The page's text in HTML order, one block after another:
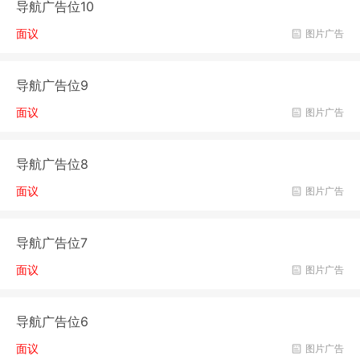
导航广告位10
面议 图片广告
导航广告位9
面议 图片广告
导航广告位8
面议 图片广告
导航广告位7
面议 图片广告
导航广告位6
面议 图片广告